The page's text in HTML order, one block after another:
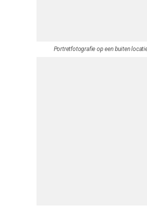
Portret, vrouw op trap, Limburg-